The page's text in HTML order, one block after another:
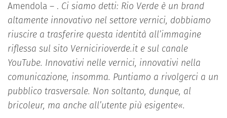
Amendola – . Ci siamo detti: Rio Verde è un brand
altamente innovativo nel settore vernici, dobbiamo
riuscire a trasferire questa identità all’immagine
riflessa sul sito Vernicirioverde.it e sul canale
YouTube. Innovativi nelle vernici, innovativi nella
comunicazione, insomma. Puntiamo a rivolgerci a un
pubblico trasversale. Non soltanto, dunque, al
bricoleur, ma anche all’utente più esigente«.